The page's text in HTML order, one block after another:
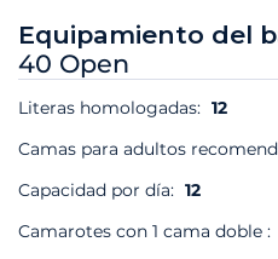
Equipamiento del
40 Open
Literas homologadas: 12
Camas para adultos
Capacidad por día: 12
Camarotes con 1 cama doble :